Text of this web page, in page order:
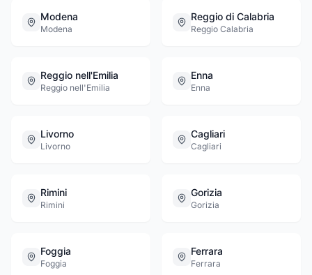
Modena
Modena
Reggio di Calabria
Reggio Calabria
Reggio nell'Emilia
Reggio nell'Emilia
Enna
Enna
Livorno
Livorno
Cagliari
Cagliari
Rimini
Rimini
Gorizia
Gorizia
Foggia
Foggia
Ferrara
Ferrara